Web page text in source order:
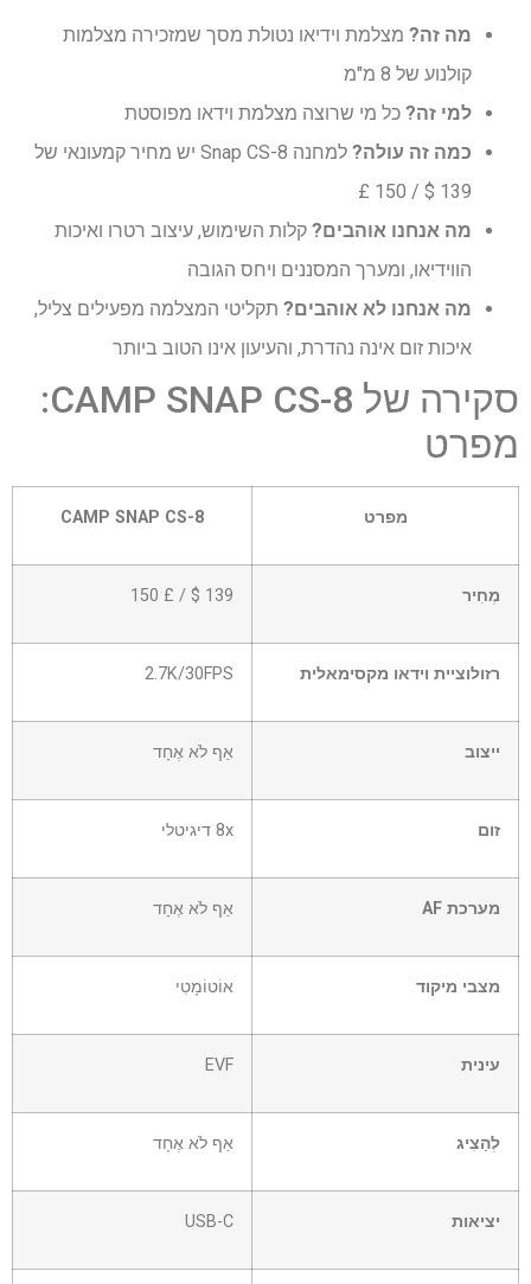
מה זה? מצלמת וידיאו נטולת מסך שמזכירה מצלמות
קולנוע של 8 מ"מ
למי זה? כל מי שרוצה מצלמת וידאו מפוסטת
כמה זה עולה?
למחנה Snap CS-8 יש מחיר קמעונאי של
139 $ / 150 £
מה אנחנו אוהבים? קלות השימוש, עיצוב רטרו ואיכות
הווידיאו, ומערך המסננים ויחס הגובה
מה אנחנו לא אוהבים? תקליטי המצלמה מפעילים צליל,
איכות זום אינה נהדרת, והעיעון אינו הטוב ביותר
סקירה של CAMP SNAP CS-8:
מפרט
מפרט CAMP SNAP CS-8
מְחִיר 139 $ / £ 150
רזולוציית וידאו מקסימאלית 2.7K/30FPS
ייצוב אַף לֹא אֶחָד
זום 8x דיגיטלי
מערכת AF אַף לֹא אֶחָד
מצבי מיקוד אוֹטוֹמָטִי
עינית EVF
לְהַצִיג אַף לֹא אֶחָד
יציאות USB-C